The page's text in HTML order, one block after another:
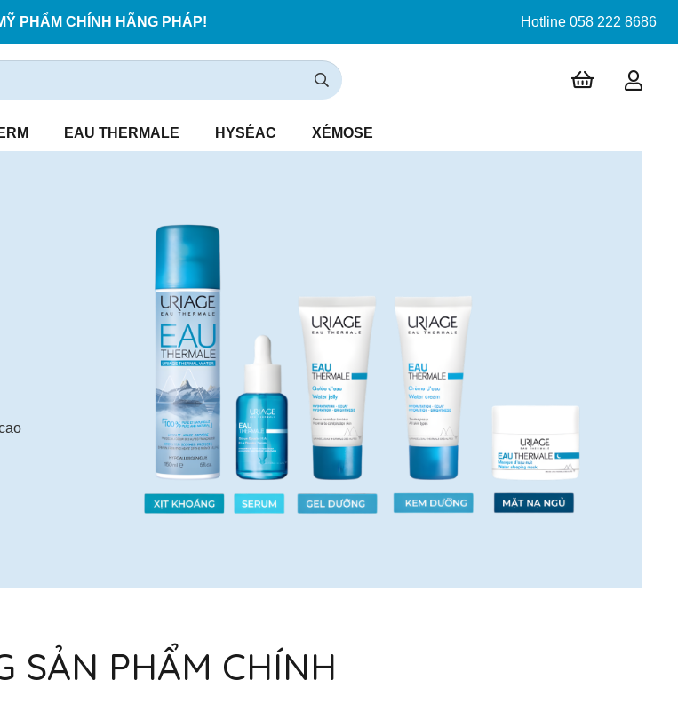
PHẨM CHÍNH HÃNG PHÁP! Hotline 058 222 8686
EAU THERMALE HYSÉAC XÉMOSE
SẢN PHẨM CHÍNH